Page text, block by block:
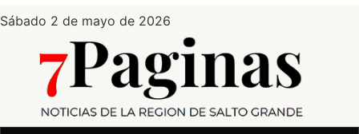
Sábado 2 de mayo de 2026